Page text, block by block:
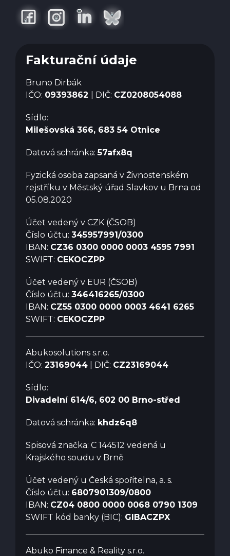
Fakturační údaje
Bruno Dirbák
IČO: 09393862 | DIČ: CZ0208054088
Sídlo:
Milešovská 366, 683 54 Otnice
Datová schránka:57afx8q
Fyzická osoba zapsaná v Živnostenském
rejstříku v Městský úřad Slavkov u Brna od
05.08.2020
Účet vedený v CZK (ČSOB)
Číslo účtu: 345957991/0300
IBAN: CZ36 0300 0000 0003 4595 7991
SWIFT: CEKOCZPP
Účet vedený v EUR (ČSOB)
Číslo účtu: 346416265/0300
IBAN: CZ55 0300 0000 0003 4641 6265
SWIFT: CEKOCZPP
Abukosolutions s.r.o.
IČO: 23169044 | DIČ: CZ23169044
Sídlo:
Divadelní 614/6, 602 00 Brno-střed
Datová schránka: khdz6q8
Spisová značka: C 144512 vedená u
Krajského soudu v Brně
Účet vedený u Česká spořitelna, a. s.
Číslo účtu: 6807901309/0800
IBAN: CZ04 0800 0000 0068 0790 1309
SWIFT kód banky (BIC): GIBACZPX
Abuko Finance & Reality s.r.o.